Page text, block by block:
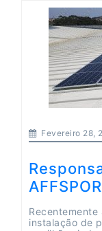
Fevereiro 28,
Recentemente
instalação de